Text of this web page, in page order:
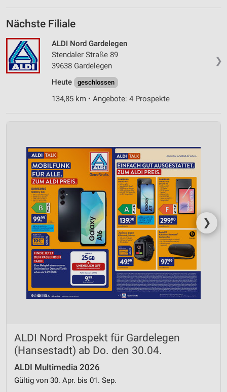
Nächste Filiale
❯
ALDI Nord Gardelegen
Stendaler Straße 89
39638 Gardelegen
Heute
geschlossen
134,85 km • Angebote: 4 Prospekte
❯
ALDI Nord Prospekt für Gardelegen
(Hansestadt) ab Do. den 30.04.
ALDI Multimedia 2026
Gültig von 30. Apr. bis 01. Sep.